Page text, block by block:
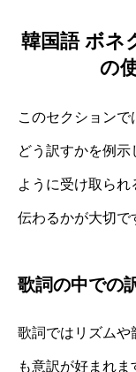
韓国語 ボネ
の
このセクション
どう訳すかを例
ように受け取ら
伝わるかが大切で
歌詞の中での
歌詞ではリズムや
も意訳が好まれ